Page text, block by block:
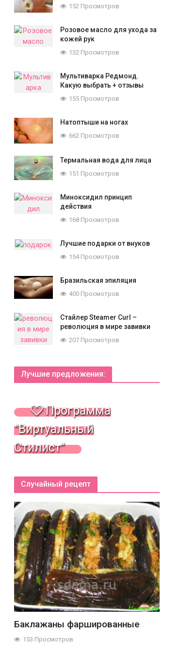
152 Просмотров
Розовое масло для ухода за
кожей рук
132 Просмотров
Мультиварка Редмонд.
Какую выбрать + отзывы
155 Просмотров
Натоптыши на ногах
662 Просмотров
Термальная вода для лица
151 Просмотров
Миноксидил принцип
действия
168 Просмотров
Лучшие подарки от внуков
154 Просмотров
Бразильская эпиляция
400 Просмотров
Стайлер Steamer Curl –
революция в мире завивки
207 Просмотров
Лучшие предложения:
Программа
"Виртуальный
Стилист"
Случайный рецепт
Баклажаны фаршированные
153 Просмотров